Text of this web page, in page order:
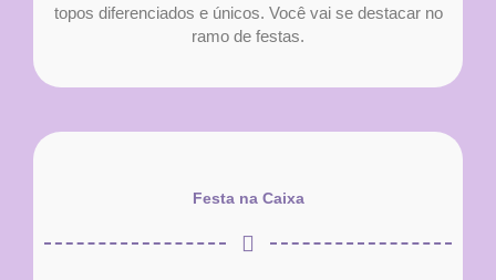
topos diferenciados e únicos. Você vai se destacar no
ramo de festas.
Festa na Caixa